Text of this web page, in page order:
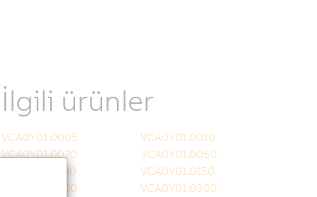
İlgili ürünler
VCA0Y01.0005
VCA0Y01.0010
VCA0Y01.0020
VCA0Y01.0050
VCA0Y01.0100
VCA0Y01.0150
VCA0Y01.0200
VCA0Y01.0300